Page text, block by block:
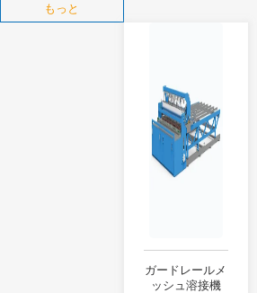
もっと
ガードレールメ
ッシュ溶接機